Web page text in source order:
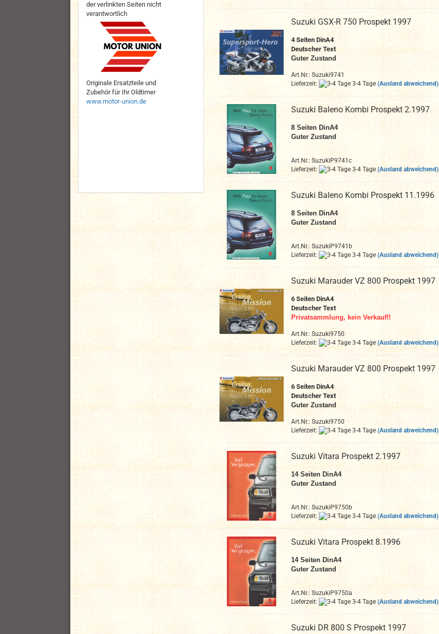
Suzuki GSX-R 750 Prospekt 1997
4 Seiten DinA4
Deutscher Text
Guter Zustand
Art.Nr.: Suzuki9741
Lieferzeit:
3-4 Tage (Ausland abweichend)
Suzuki Baleno Kombi Prospekt 2.1997
8 Seiten DinA4
Guter Zustand
Art.Nr.: SuzukiP9741c
Lieferzeit:
3-4 Tage (Ausland abweichend)
Suzuki Baleno Kombi Prospekt 11.1996
8 Seiten DinA4
Guter Zustand
Art.Nr.: SuzukiP9741b
Lieferzeit:
3-4 Tage (Ausland abweichend)
Suzuki Marauder VZ 800 Prospekt 1997
6 Seiten DinA4
Deutscher Text
Privatsammlung, kein Verkauf!!
Art.Nr.: Suzuki9750
Lieferzeit:
3-4 Tage (Ausland abweichend)
Suzuki Marauder VZ 800 Prospekt 1997
6 Seiten DinA4
Deutscher Text
Guter Zustand
Art.Nr.: Suzuki9750
Lieferzeit:
3-4 Tage (Ausland abweichend)
Suzuki Vitara Prospekt 2.1997
14 Seiten DinA4
Guter Zustand
Art.Nr.: SuzukiP9750b
Lieferzeit:
3-4 Tage (Ausland abweichend)
Suzuki Vitara Prospekt 8.1996
14 Seiten DinA4
Guter Zustand
Art.Nr.: SuzukiP9750a
Lieferzeit:
3-4 Tage (Ausland abweichend)
Suzuki DR 800 S Prospekt 1997
der verlinkten Seiten nicht
verantwortlich
Originale Ersatzteile und
Zubehör für Ihr Oldtimer
www.motor-union.de